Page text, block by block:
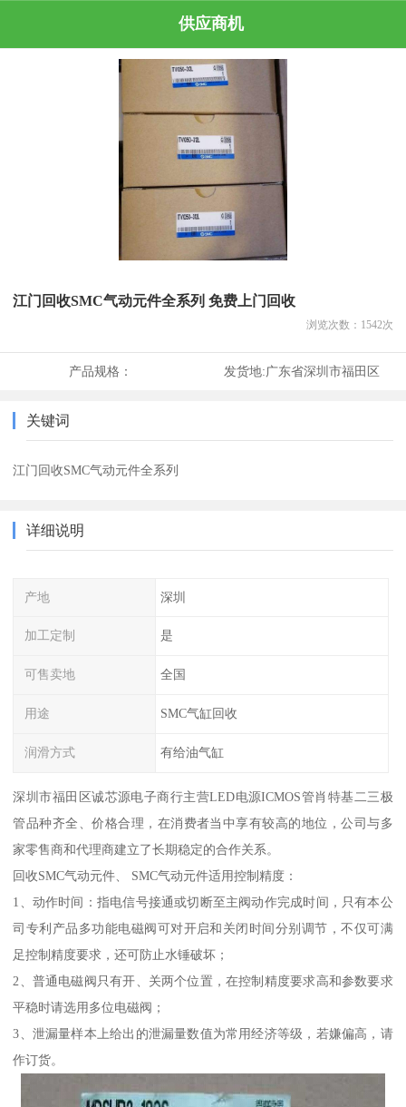
供应商机
江门回收SMC气动元件全系列 免费上门回收
浏览次数： 1542次
产品规格： 发货地:广东省深圳市福田区
关键词
江门回收SMC气动元件全系列
详细说明
产地 深圳
加工定制 是
可售卖地 全国
用途 SMC气缸回收
润滑方式 有给油气缸
深圳市福田区诚芯源电子商行主营LED电源ICMOS管肖特基二三极
管品种齐全、价格合理，在消费者当中享有较高的地位，公司与多
家零售商和代理商建立了长期稳定的合作关系。
回收SMC气动元件、 SMC气动元件适用控制精度：
1、动作时间：指电信号接通或切断至主阀动作完成时间，只有本公
司专利产品多功能电磁阀可对开启和关闭时间分别调节，不仅可满
足控制精度要求，还可防止水锤破坏；
2、普通电磁阀只有开、关两个位置，在控制精度要求高和参数要求
平稳时请选用多位电磁阀；
3、泄漏量样本上给出的泄漏量数值为常用经济等级，若嫌偏高，请
作订货。